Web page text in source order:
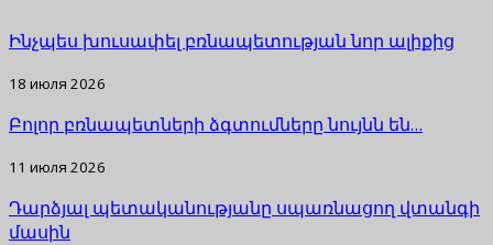
Ինչպես խուսափել բռնապետության նոր ալիքից
18 июля 2026
Բոլոր բռնապետների ձգտումները նույնն են…
11 июля 2026
Դարձյալ պետականությանը սպառնացող վտանգի
մասին